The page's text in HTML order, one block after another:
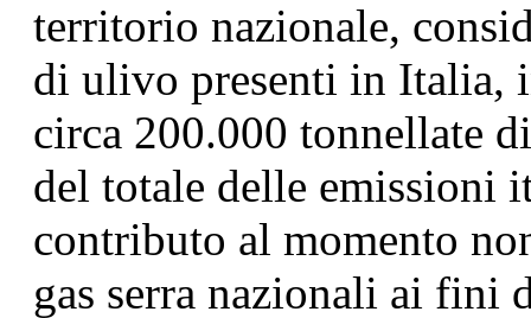
territorio nazionale,
di ulivo presenti in Italia,
circa 200.000 tonnellate
del totale delle emissioni
contributo al momento
gas serra nazionali ai